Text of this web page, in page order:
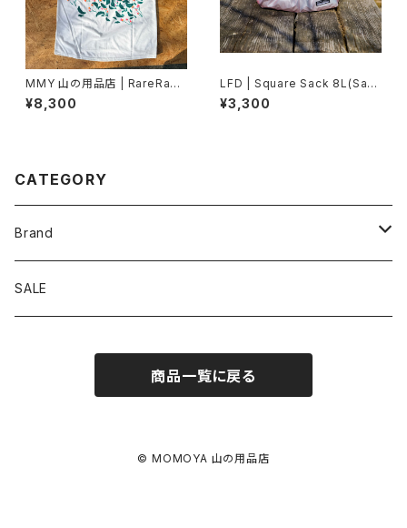
MMY 山の用品店 | RareRage
Illustrated T-Shirt
¥8,300
LFD | Square Sack 8L(Saku
ra)
¥3,300
CATEGORY
Brand
アソビビト
SALE
商品一覧に戻る
© MOMOYA 山の用品店